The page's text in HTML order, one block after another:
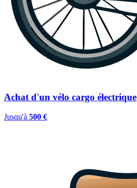
Achat d'un vélo cargo électrique
Jusqu'à 500 €